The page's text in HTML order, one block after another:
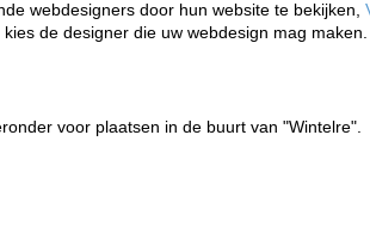
webdesigners door hun website te bekijken,
kies de designer die uw webdesign mag maken.
voor plaatsen in de buurt van "Wintelre".